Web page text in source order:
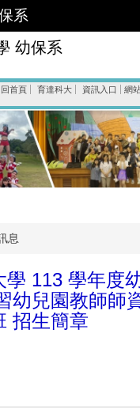
系
幼保系
回首頁 育達科大 資訊入口 網
息
學 113 學年度
幼兒園教師師
招生簡章